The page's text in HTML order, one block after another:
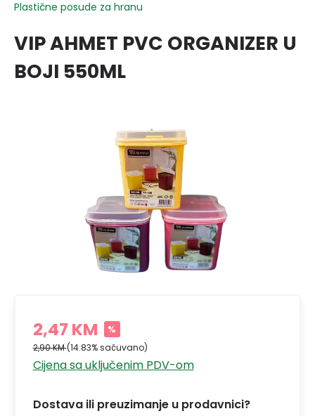
Plastične posude za hranu
VIP AHMET PVC ORGANIZER U
BOJI 550ML
2,47 KM %
2,90 KM(14.83% sačuvano)
Cijena sa uključenim PDV-om
Dostava ili preuzimanje u prodavnici?